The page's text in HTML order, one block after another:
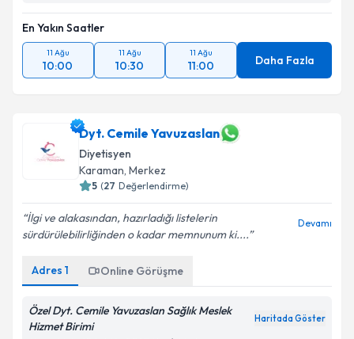
En Yakın Saatler
11 Ağu
10:00
11 Ağu
10:30
11 Ağu
11:00 Daha Fazla
Dyt. Cemile Yavuzaslan
Diyetisyen
Karaman, Merkez
5 (27 Değerlendirme)
İlgi ve alakasından, hazırladığı listelerin
sürdürülebilirliğinden o kadar memnunum ki....
Devamı
Adres 1 Online Görüşme
Özel Dyt. Cemile Yavuzaslan Sağlık Meslek
Hizmet Birimi
Haritada Göster